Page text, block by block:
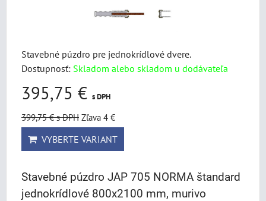
Stavebné púzdro pre jednokrídlové dvere.
Dostupnosť: Skladom alebo skladom u dodávateľa
395,75 € s DPH
399,75 €s DPH Zľava 4 €
VYBERTE VARIANT
Stavebné púzdro JAP 705 NORMA štandard
jednokrídlové 800x2100 mm, murivo